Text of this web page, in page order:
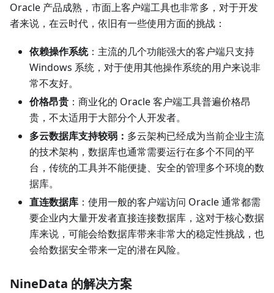
Oracle 产品成熟，市面上客户端工具也非常多，对于开发
者来说，在云时代，依旧有一些使用方面的挑战：
依赖操作系统：主流的几个功能强大的客户端只支持
Windows 系统，对于使用其他操作系统的用户来说非
常不友好。
价格昂贵 ：商业化的 Oracle 客户端工具普遍价格昂
贵，不太适用于大部分个人开发者。
多云数据库支持较弱： 多云架构已经成为当前企业主流
的技术架构，数据库也通常需要运行在多个不同的平
台，传统的工具并不能便捷、安全的管理多个环境的数
据库。
直连数据库 ：使用一般的客户端访问 Oracle 通常都需
要企业内大量开发者直接连接数据库，这对于核心数据
库来说，可能会给数据库带来非常大的稳定性挑战，也
会给数据安全带来一定的潜在风险。
NineData 的解决方案